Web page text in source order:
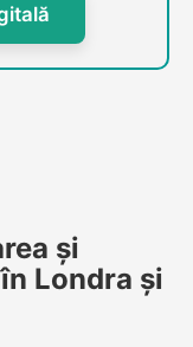
și
Londra și